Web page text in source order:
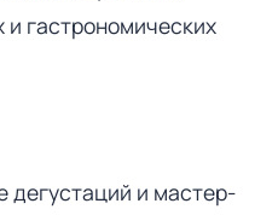
гастрономических
дегустаций и мастер-